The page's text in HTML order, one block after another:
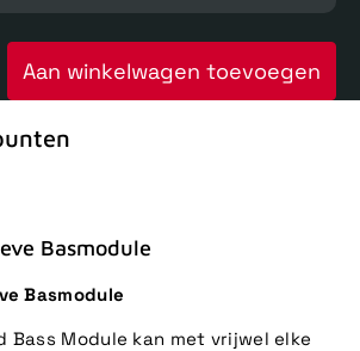
Aan winkelwagen toevoegen
Basmodule
Basmodule
Bass Module kan met vrijwel elke